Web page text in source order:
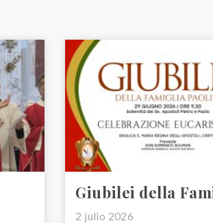
Giubilei della
2 julio 2026